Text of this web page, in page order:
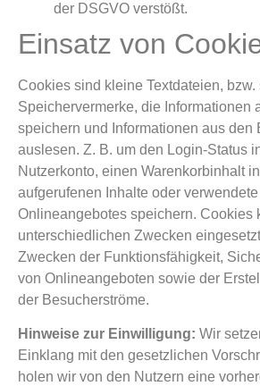
der DSGVO verstößt.
Einsatz von
Cookies sind kleine Textdateien, bzw.
Speichervermerke, die Informationen
speichern und Informationen aus den
auslesen. Z. B. um den Login-Status
Nutzerkonto, einen Warenkorbinhalt
aufgerufenen Inhalte oder
Onlineangebotes speichern. Cookies
unterschiedlichen Zwecken
Zwecken der Funktionsfähigkeit,
von Onlineangeboten sowie der
der Besucherströme.
Hinweise zur Einwilligung: Wir
Einklang mit den gesetzlichen
holen wir von den Nutzern eine